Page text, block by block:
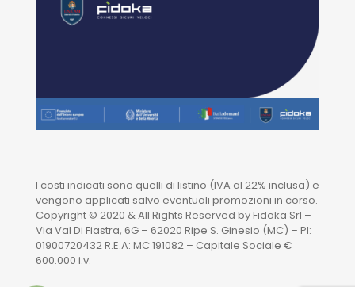
I costi indicati sono quelli di listino (IVA al 22% inclusa) e
vengono applicati salvo eventuali promozioni in corso.
Copyright © 2020 & All Rights Reserved by Fidoka Srl –
Via Val Di Fiastra, 6G – 62020 Ripe S. Ginesio (MC) – PI:
01900720432 R.E.A: MC 191082 – Capitale Sociale €
600.000 i.v.